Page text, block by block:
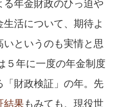
年金財政のひっ迫や
活について、期待よ
いというのも実情と思
５年に一度の年金制度
財政検証」の年。先
結果もみても、現役世